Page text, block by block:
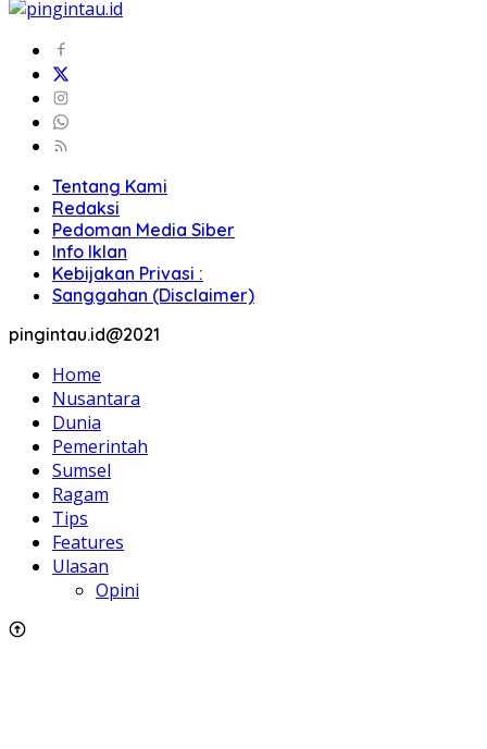
Tentang Kami
Redaksi
Pedoman Media Siber
Info Iklan
Kebijakan Privasi :
Sanggahan (Disclaimer)
pingintau.id@2021
Home
Nusantara
Dunia
Pemerintah
Sumsel
Ragam
Tips
Features
Ulasan
Opini